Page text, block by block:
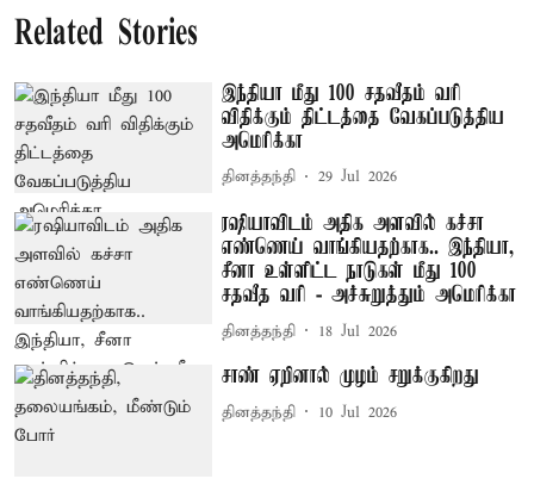
Related Stories
இந்தியா மீது 100 சதவீதம் வரி
விதிக்கும் திட்டத்தை வேகப்படுத்திய
அமெரிக்கா
தினத்தந்தி 29 Jul 2026
ரஷியாவிடம் அதிக அளவில் கச்சா
எண்ணெய் வாங்கியதற்காக.. இந்தியா,
சீனா உள்ளிட்ட நாடுகள் மீது 100
சதவீத வரி - அச்சுறுத்தும் அமெரிக்கா
தினத்தந்தி 18 Jul 2026
சாண் ஏறினால் முழம் சறுக்குகிறது
தினத்தந்தி 10 Jul 2026